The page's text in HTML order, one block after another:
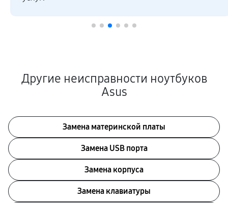
Другие неисправности ноутбуков
Asus
Замена материнской платы
Замена USB порта
Замена корпуса
Замена клавиатуры